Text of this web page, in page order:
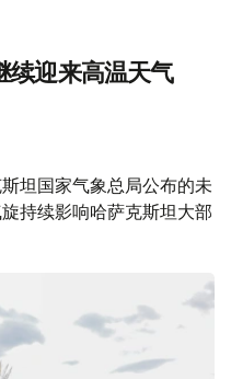
续迎来高温天气
坦国家气象总局公布的未
持续影响哈萨克斯坦大部